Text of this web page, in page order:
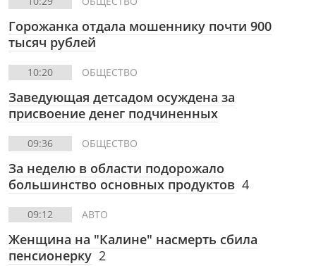
Горожанка отдала мошеннику почти 900
тысяч рублей
10:20 ОБЩЕСТВО
Заведующая детсадом осуждена за
присвоение денег подчиненных
09:36 ОБЩЕСТВО
За неделю в области подорожало
большинство основных продуктов 4
09:12 АВТО
Женщина на "Калине" насмерть сбила
пенсионерку 2